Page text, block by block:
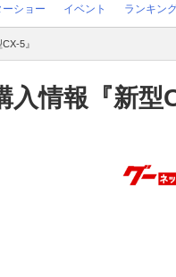
ーショー イベント ランキン
5』
入情報『新型